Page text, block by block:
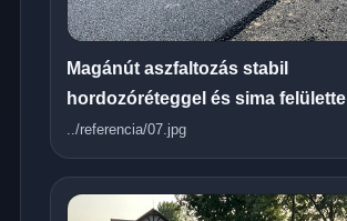
Magánút aszfaltozás stabil
hordozóréteggel és sima felülettel
../referencia/07.jpg